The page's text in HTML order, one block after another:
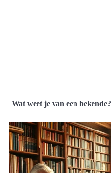
Wat weet je van een bekende?